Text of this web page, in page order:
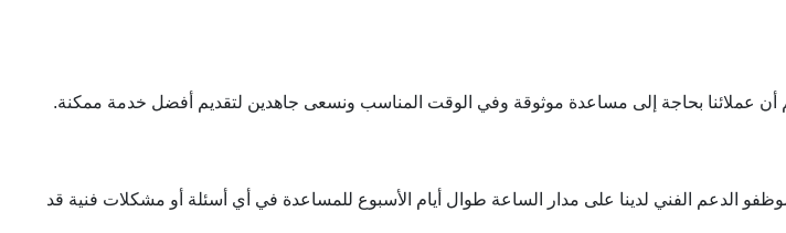
الدعم الفني لدينا على مدار الساعة طوال أيام الأسبوع للمساعدة في أي أسئلة أو مشكلات فنية قد